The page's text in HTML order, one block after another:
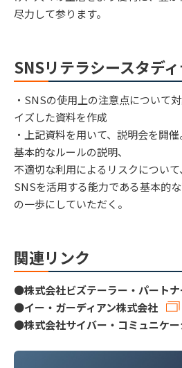
尽力して参ります。
SNSリテラシースタデ
・SNSの使用上の注意点について
イズした資料を作成
・上記資料を用いて、説明会を開
基本的なルールの説明、
不適切な利用によるリスクについ
SNSを活用する能力である基本的
の一歩にしていただく。
関連リンク
●株式会社ビズテーラー・パート
●イー・ガーディアン株式会社
●株式会社サイバー・コミュニケ